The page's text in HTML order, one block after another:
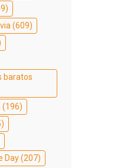
(609)
baratos
(196)
Day(207)